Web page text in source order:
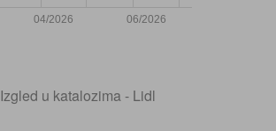
04/2026 06/2026
Izgled u katalozima - Lidl